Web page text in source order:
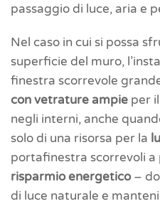
passaggio di luce, aria e
Nel caso in cui si possa
superficie del muro,
finestra scorrevole
con vetrature ampie per
negli interni, anche
solo di una risorsa per la
portafinestra scorrevoli a
risparmio energetico–
di luce naturale e